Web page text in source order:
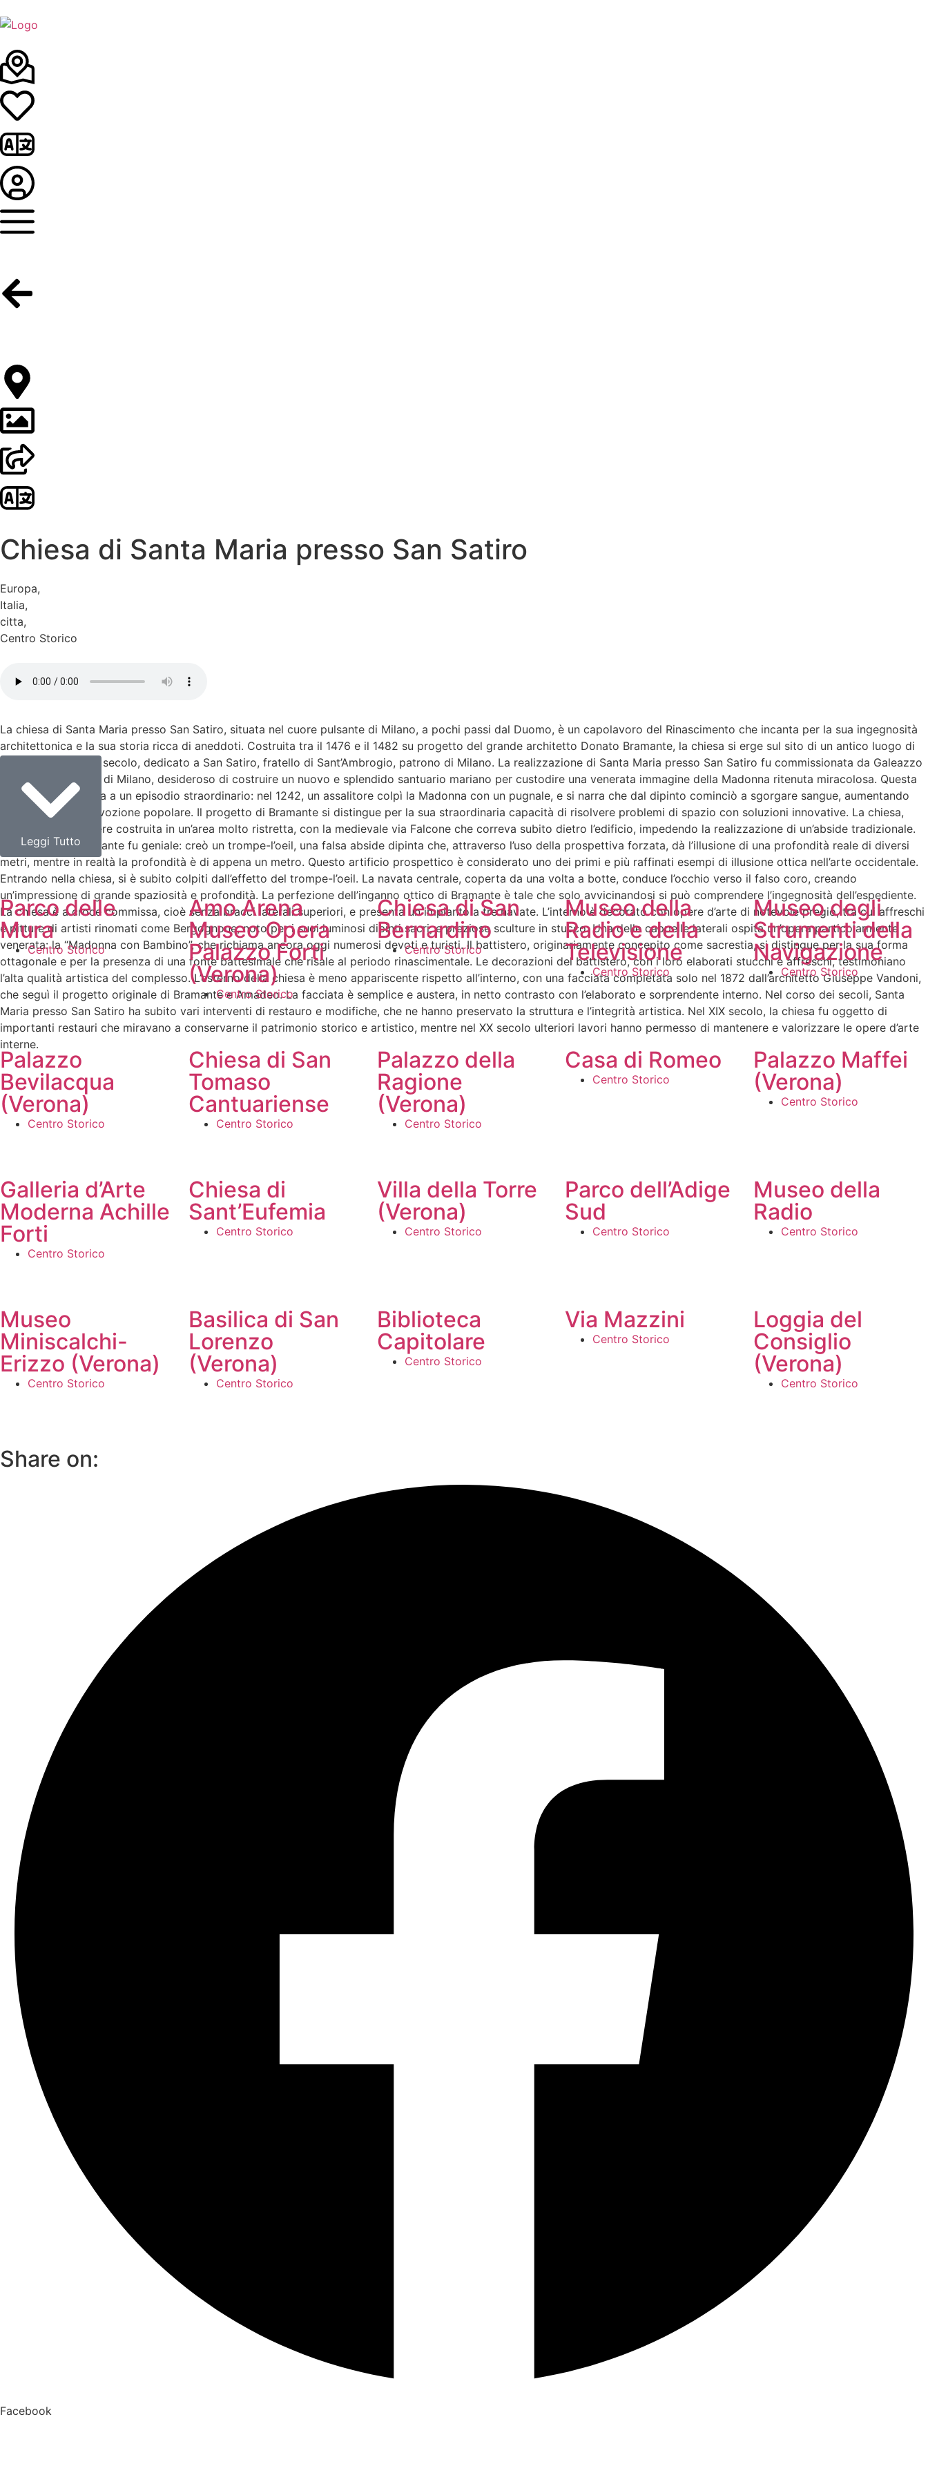
Chiesa di Santa Maria presso San Satiro
Europa,
Italia,
citta,
Centro Storico
La chiesa di Santa Maria presso San Satiro, situata nel cuore pulsante di Milano, a pochi passi dal Duomo, è un capolavoro del Rinascimento che incanta per la sua ingegnosità
architettonica e la sua storia ricca di aneddoti. Costruita tra il 1476 e il 1482 su progetto del grande architetto Donato Bramante, la chiesa si erge sul sito di un antico luogo di
culto risalente al IX secolo, dedicato a San Satiro, fratello di Sant’Ambrogio, patrono di Milano. La realizzazione di Santa Maria presso San Satiro fu commissionata da Galeazzo
Maria Sforza, Duca di Milano, desideroso di costruire un nuovo e splendido santuario mariano per custodire una venerata immagine della Madonna ritenuta miracolosa. Questa
immagine era legata a un episodio straordinario: nel 1242, un assalitore colpì la Madonna con un pugnale, e si narra che dal dipinto cominciò a sgorgare sangue, aumentando
ulteriormente la devozione popolare. Il progetto di Bramante si distingue per la sua straordinaria capacità di risolvere problemi di spazio con soluzioni innovative. La chiesa,
infatti, doveva essere costruita in un’area molto ristretta, con la medievale via Falcone che correva subito dietro l’edificio, impedendo la realizzazione di un’abside tradizionale.
La risposta di Bramante fu geniale: creò un trompe-l’oeil, una falsa abside dipinta che, attraverso l’uso della prospettiva forzata, dà l’illusione di una profondità reale di diversi
metri, mentre in realtà la profondità è di appena un metro. Questo artificio prospettico è considerato uno dei primi e più raffinati esempi di illusione ottica nell’arte occidentale.
Entrando nella chiesa, si è subito colpiti dall’effetto del trompe-l’oeil. La navata centrale, coperta da una volta a botte, conduce l’occhio verso il falso coro, creando
un’impressione di grande spaziosità e profondità. La perfezione dell’inganno ottico di Bramante è tale che solo avvicinandosi si può comprendere l’ingegnosità dell’espediente.
La chiesa è a croce commissa, cioè senza bracci laterali superiori, e presenta un impianto a tre navate. L’interno è decorato con opere d’arte di notevole pregio, tra cui affreschi
e pitture di artisti rinomati come Bergognone, noto per i suoi luminosi dipinti sacri, e preziose sculture in stucco. Una delle cappelle laterali ospita un’opera particolarmente
venerata: la “Madonna con Bambino”, che richiama ancora oggi numerosi devoti e turisti. Il battistero, originariamente concepito come sacrestia, si distingue per la sua forma
ottagonale e per la presenza di una fonte battesimale che risale al periodo rinascimentale. Le decorazioni del battistero, con i loro elaborati stucchi e affreschi, testimoniano
l’alta qualità artistica del complesso. L’esterno della chiesa è meno appariscente rispetto all’interno, con una facciata completata solo nel 1872 dall’architetto Giuseppe Vandoni,
che seguì il progetto originale di Bramante e Amadeo. La facciata è semplice e austera, in netto contrasto con l’elaborato e sorprendente interno. Nel corso dei secoli, Santa
Maria presso San Satiro ha subito vari interventi di restauro e modifiche, che ne hanno preservato la struttura e l’integrità artistica. Nel XIX secolo, la chiesa fu oggetto di
importanti restauri che miravano a conservarne il patrimonio storico e artistico, mentre nel XX secolo ulteriori lavori hanno permesso di mantenere e valorizzare le opere d’arte
interne.
Leggi Tutto
Parco delle
Mura
Centro Storico
Amo Arena
Museo Opera
Palazzo Forti
(Verona)
Centro Storico
Chiesa di San
Bernardino
Centro Storico
Museo della
Radio e della
Televisione
Centro Storico
Museo degli
Strumenti della
Navigazione
Centro Storico
Palazzo
Bevilacqua
(Verona)
Centro Storico
Chiesa di San
Tomaso
Cantuariense
Centro Storico
Palazzo della
Ragione
(Verona)
Centro Storico
Casa di Romeo
Centro Storico
Palazzo Maffei
(Verona)
Centro Storico
Galleria d’Arte
Moderna Achille
Forti
Centro Storico
Chiesa di
Sant’Eufemia
Centro Storico
Villa della Torre
(Verona)
Centro Storico
Parco dell’Adige
Sud
Centro Storico
Museo della
Radio
Centro Storico
Museo
Miniscalchi-
Erizzo (Verona)
Centro Storico
Basilica di San
Lorenzo
(Verona)
Centro Storico
Biblioteca
Capitolare
Centro Storico
Via Mazzini
Centro Storico
Loggia del
Consiglio
(Verona)
Centro Storico
Share on:
Facebook